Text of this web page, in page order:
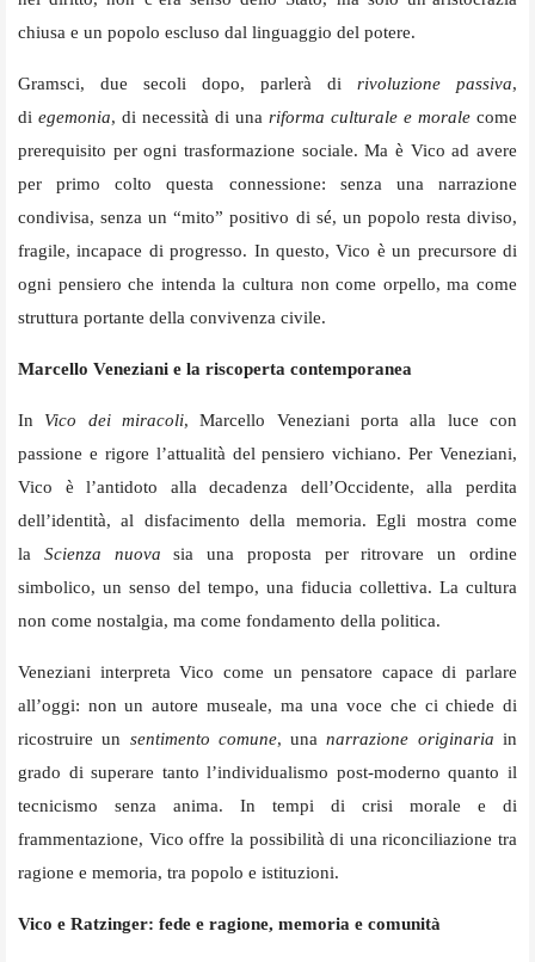
chiusa e un popolo escluso dal linguaggio del potere.
Gramsci, due secoli dopo, parlerà di rivoluzione passiva,
di egemonia, di necessità di una riforma culturale e morale come
prerequisito per ogni trasformazione sociale. Ma è Vico ad avere
per primo colto questa connessione: senza una narrazione
condivisa, senza un “mito” positivo di sé, un popolo resta diviso,
fragile, incapace di progresso. In questo, Vico è un precursore di
ogni pensiero che intenda la cultura non come orpello, ma come
struttura portante della convivenza civile.
Marcello Veneziani e la riscoperta contemporanea
In Vico dei miracoli, Marcello Veneziani porta alla luce con
passione e rigore l’attualità del pensiero vichiano. Per Veneziani,
Vico è l’antidoto alla decadenza dell’Occidente, alla perdita
dell’identità, al disfacimento della memoria. Egli mostra come
la Scienza nuova sia una proposta per ritrovare un ordine
simbolico, un senso del tempo, una fiducia collettiva. La cultura
non come nostalgia, ma come fondamento della politica.
Veneziani interpreta Vico come un pensatore capace di parlare
all’oggi: non un autore museale, ma una voce che ci chiede di
ricostruire un sentimento comune, unanarrazione originaria in
grado di superare tanto l’individualismo post-moderno quanto il
tecnicismo senza anima. In tempi di crisi morale e di
frammentazione, Vico offre la possibilità di una riconciliazione tra
ragione e memoria, tra popolo e istituzioni.
Vico e Ratzinger: fede e ragione, memoria e comunità